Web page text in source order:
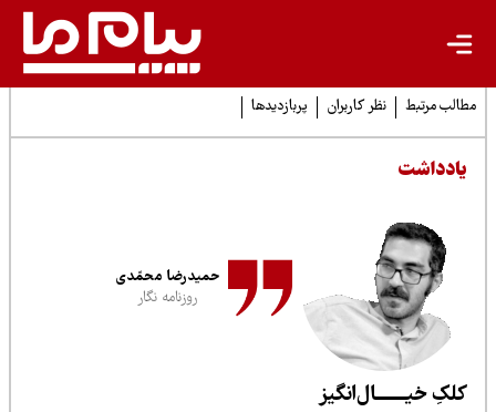
مرتبط نظر کاربران پربازدیدها
حمیدرضا محمّدی
روزنامه نگار
خیـــــــال‌انگیز